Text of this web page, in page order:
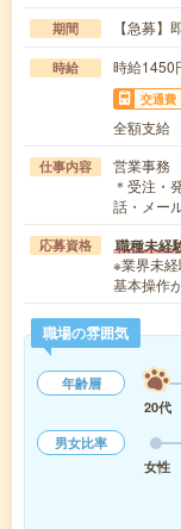
期間 【急募
時給 時給
交通費
全額支給
仕事内容
営業事務
＊受注・
話・メー
応募資格 職種未経
※業界未
基本操作
職場の雰囲気
年齢層
20代
男女比率
女性